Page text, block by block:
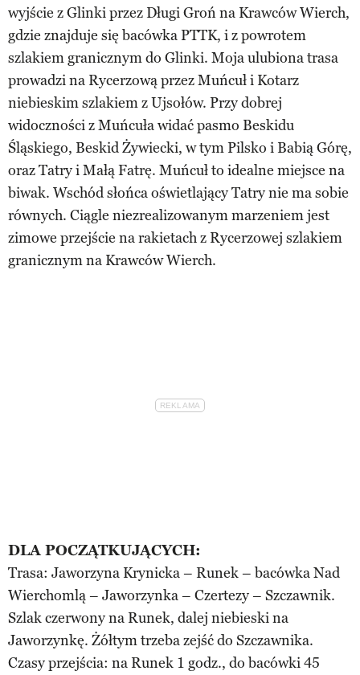
wyjście z Glinki przez Długi Groń na Krawców Wierch,
gdzie znajduje się bacówka PTTK, i z powrotem
szlakiem granicznym do Glinki. Moja ulubiona trasa
prowadzi na Rycerzową przez Muńcuł i Kotarz
niebieskim szlakiem z Ujsołów. Przy dobrej
widoczności z Muńcuła widać pasmo Beskidu
Śląskiego, Beskid Żywiecki, w tym Pilsko i Babią Górę,
oraz Tatry i Małą Fatrę. Muńcuł to idealne miejsce na
biwak. Wschód słońca oświetlający Tatry nie ma sobie
równych. Ciągle niezrealizowanym marzeniem jest
zimowe przejście na rakietach z Rycerzowej szlakiem
granicznym na Krawców Wierch.
DLA POCZĄTKUJĄCYCH:
Trasa: Jaworzyna Krynicka – Runek – bacówka Nad
Wierchomlą – Jaworzynka – Czertezy – Szczawnik.
Szlak czerwony na Runek, dalej niebieski na
Jaworzynkę. Żółtym trzeba zejść do Szczawnika.
Czasy przejścia: na Runek 1 godz., do bacówki 45